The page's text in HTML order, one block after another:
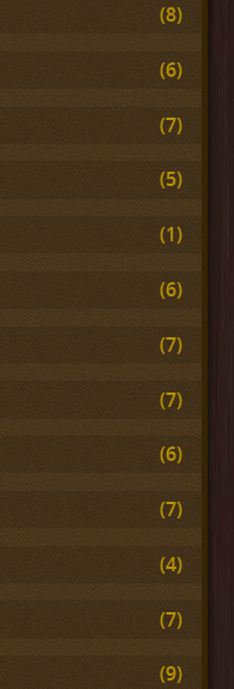
(8)
(6)
(7)
(5)
(1)
(6)
(7)
(7)
(6)
(7)
(4)
(7)
(9)